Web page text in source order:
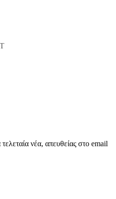
νέα, απευθείας στο email